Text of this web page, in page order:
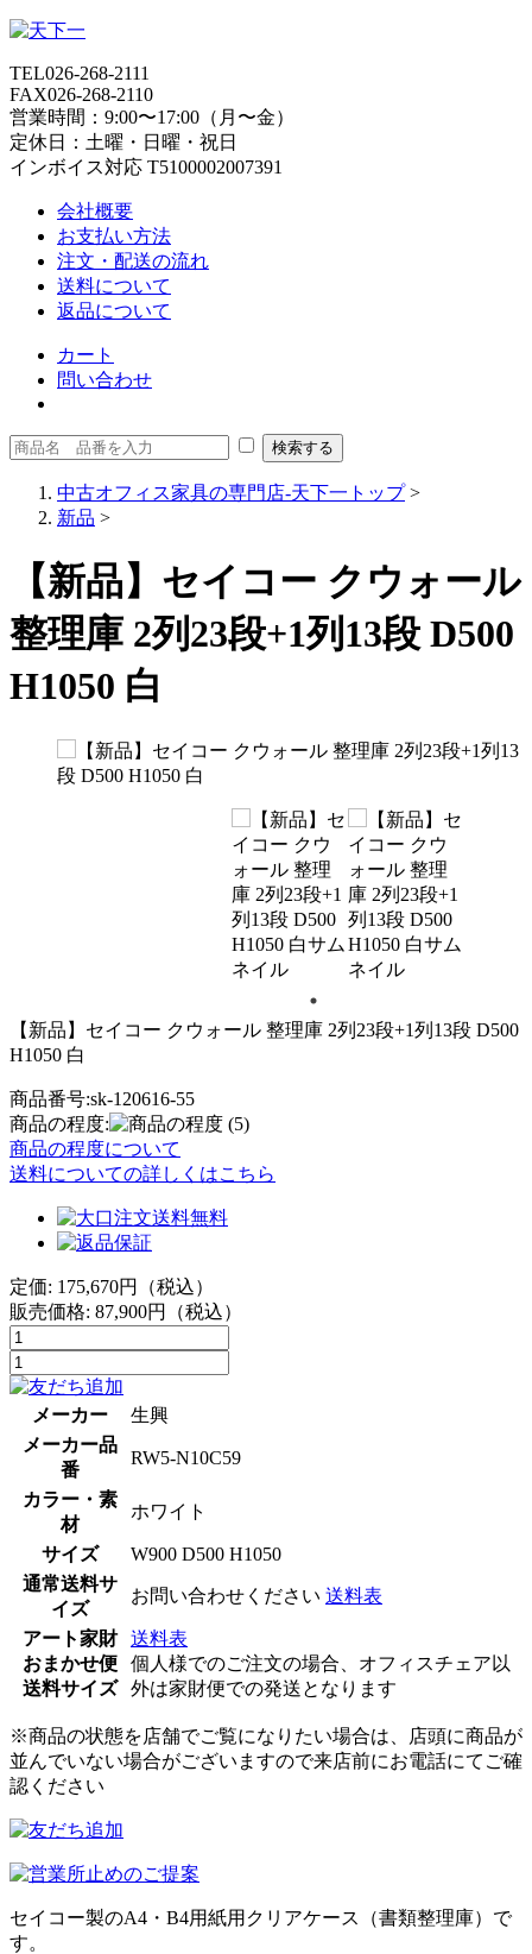
TEL026-268-2111
FAX026-268-2110
営業時間：9:00〜17:00（月〜金）
定休日：土曜・日曜・祝日
インボイス対応 T5100002007391
会社概要
お支払い方法
注文・配送の流れ
送料について
返品について
カート
問い合わせ
中古オフィス家具の専門店-天下一トップ>
新品 >
【新品】セイコー クウォール
整理庫 2列23段+1列13段 D500
H1050 白
【新品】セイコー クウォール 整理庫 2列23段+1列13段 D500
H1050 白
商品番号:sk-120616-55
商品の程度:
(5)
商品の程度について
送料についての詳しくはこちら
定価: 175,670円（税込）
販売価格: 87,900円（税込）
メーカー
生興
メーカー品
番
RW5-N10C59
カラー・素
材
ホワイト
サイズ
W900 D500 H1050
通常送料サ
イズ
お問い合わせください 送料表
アート家財
おまかせ便
送料サイズ
送料表
個人様でのご注文の場合、オフィスチェア以
外は家財便での発送となります
※商品の状態を店舗でご覧になりたい場合は、店頭に商品が
並んでいない場合がございますので来店前にお電話にてご確
認ください
セイコー製のA4・B4用紙用クリアケース（書類整理庫）で
す。